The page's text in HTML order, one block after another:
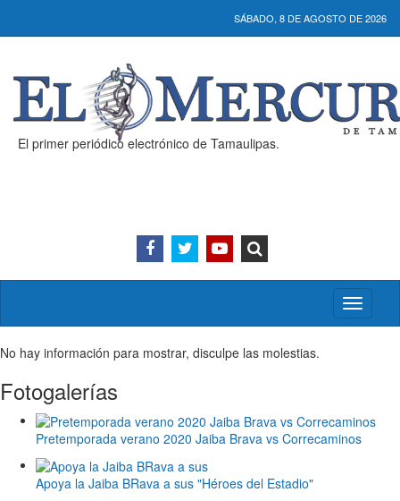
SÁBADO, 8 DE AGOSTO DE 2026
El primer periódico electrónico de Tamaulipas.
Activar/
menú
No hay información para mostrar, disculpe las molestias.
Fotogalerías
Pretemporada verano 2020 Jaiba Brava vs Correcaminos
Apoya la Jaiba BRava a sus "Héroes del Estadio"